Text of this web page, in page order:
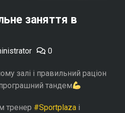
заняття в
0
залі і правильний раціон
тандем
тренер #Sportplazaі